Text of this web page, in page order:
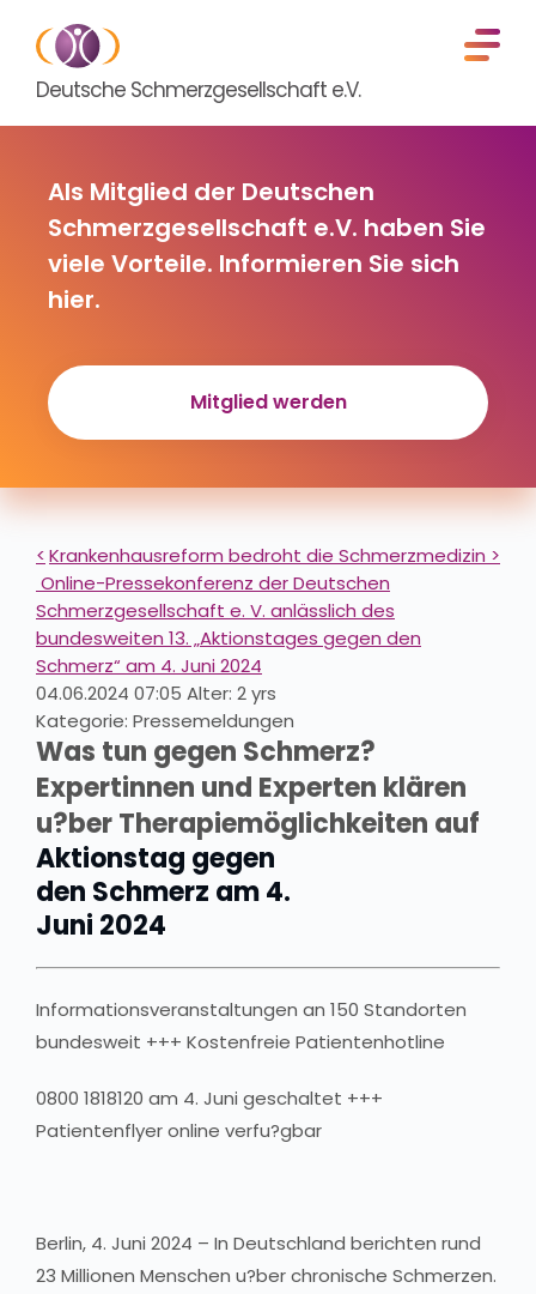
Deutsche Schmerzgesellschaft e.V.
Als Mitglied der Deutschen
Schmerzgesellschaft e.V. haben Sie
viele Vorteile. Informieren Sie sich
hier.
Mitglied werden
Krankenhausreform bedroht die Schmerzmedizin >
<
Online-Pressekonferenz der Deutschen
Schmerzgesellschaft e. V. anlässlich des
bundesweiten 13. „Aktionstages gegen den
Schmerz“ am 4. Juni 2024
04.06.2024 07:05 Alter: 2 yrs
Kategorie: Pressemeldungen
Was tun gegen Schmerz?
Expertinnen und Experten klären
u?ber Therapiemöglichkeiten auf
Aktionstag gegen
den Schmerz am 4.
Juni 2024
Informationsveranstaltungen an 150 Standorten
bundesweit +++ Kostenfreie Patientenhotline
0800 1818120 am 4. Juni geschaltet +++
Patientenflyer online verfu?gbar
Berlin, 4. Juni 2024 – In Deutschland berichten rund
23 Millionen Menschen u?ber chronische Schmerzen.